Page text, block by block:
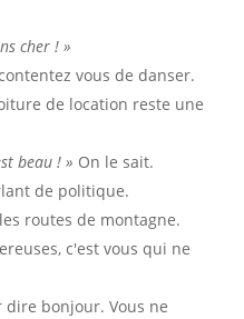
cher ! »
vous de danser.
de location reste une
beau ! » On le sait.
de politique.
routes de montagne.
c'est vous qui ne
bonjour. Vous ne